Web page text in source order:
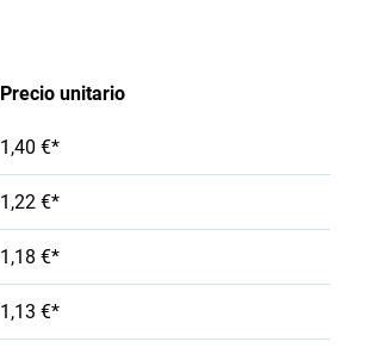
Precio unitario
1,40 €*
1,22 €*
1,18 €*
1,13 €*